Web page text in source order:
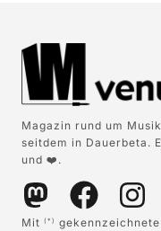
Magazin rund um
seitdem in Dauerbeta.
und ❤️.
Mit (*)